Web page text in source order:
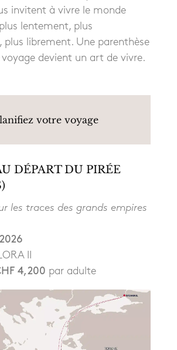
invitent à vivre le monde
lentement, plus
plus librement. Une parenthèse
devient un art de vivre.
votre voyage
DÉPART DU PIRÉE
les traces des grands empires
II
4,200 par adulte